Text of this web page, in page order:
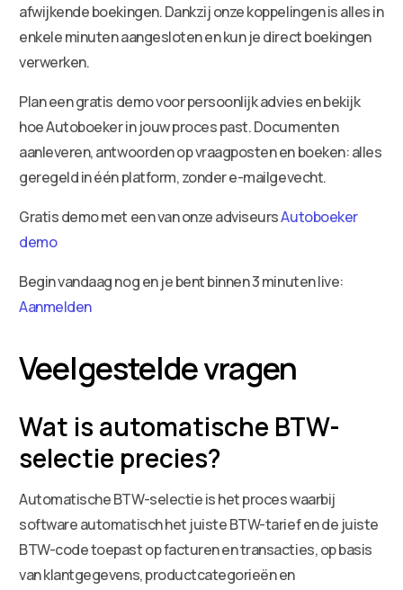
afwijkende boekingen. Dankzij onze koppelingen is alles in
enkele minuten aangesloten en kun je direct boekingen
verwerken.
Plan een gratis demo voor persoonlijk advies en bekijk
hoe Autoboeker in jouw proces past. Documenten
aanleveren, antwoorden op vraagposten en boeken: alles
geregeld in één platform, zonder e-mailgevecht.
Gratis demo met een van onze adviseursAutoboeker
demo
Begin vandaag nog en je bent binnen 3 minuten live:
Aanmelden
Veelgestelde vragen
Wat is automatische BTW-
selectie precies?
Automatische BTW-selectie is het proces waarbij
software automatisch het juiste BTW-tarief en de juiste
BTW-code toepast op facturen en transacties, op basis
van klantgegevens, productcategorieën en